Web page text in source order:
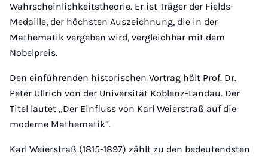
Wahrscheinlichkeitstheorie. Er ist Träger der Fields-
Medaille, der höchsten Auszeichnung, die in der
Mathematik vergeben wird, vergleichbar mit dem
Nobelpreis.
Den einführenden historischen Vortrag hält Prof. Dr.
Peter Ullrich von der Universität Koblenz-Landau. Der
Titel lautet „Der Einfluss von Karl Weierstraß auf die
moderne Mathematik“.
Karl Weierstraß (1815-1897) zählt zu den bedeutendsten